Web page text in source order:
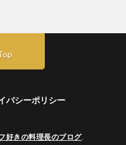
バシーポリシー
好きの料理長のブログ.